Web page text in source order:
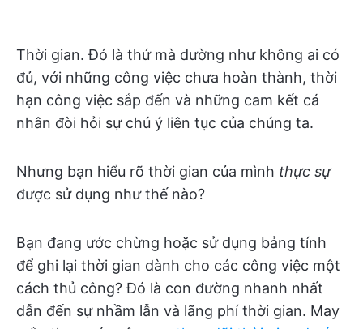
Thời gian. Đó là thứ mà dường như không ai có
đủ, với những công việc chưa hoàn thành, thời
hạn công việc sắp đến và những cam kết cá
nhân đòi hỏi sự chú ý liên tục của chúng ta.
Nhưng bạn hiểu rõ thời gian của mình thực sự
được sử dụng như thế nào?
Bạn đang ước chừng hoặc sử dụng bảng tính
để ghi lại thời gian dành cho các công việc một
cách thủ công? Đó là con đường nhanh nhất
dẫn đến sự nhầm lẫn và lãng phí thời gian. May